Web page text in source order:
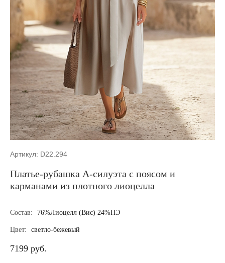
Артикул: D22.294
Платье-рубашка А-силуэта с поясом и
карманами из плотного лиоцелла
Состав: 76%Лиоцелл (Вис) 24%ПЭ
Цвет: светло-бежевый
7199 руб.